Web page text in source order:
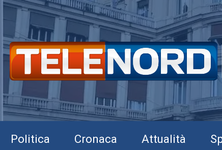
Politica Cronaca Attualità